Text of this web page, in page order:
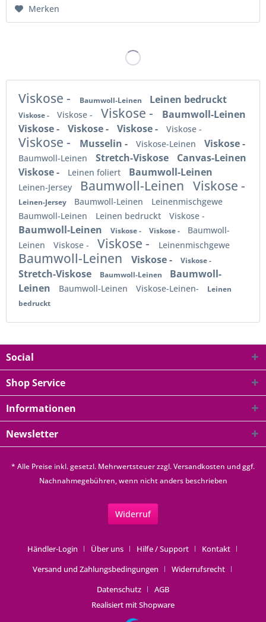
Merken
Viskose - Baumwoll-Leinen Leinen bedruckt
Viskose - Viskose - Viskose -
Baumwoll-Leinen
Viskose -
Viskose - Viskose - Viskose -
Viskose - Musselin - Viskose-Leinen Viskose -
Baumwoll-Leinen Stretch-Viskose
Canvas-Leinen
Viskose -
Leinen foliert Baumwoll-Leinen
Leinen-Jersey Baumwoll-Leinen Viskose -
Leinen-Jersey Baumwoll-Leinen
Leinenmischgewe
Baumwoll-Leinen
Leinen bedruckt Viskose -
Baumwoll-Leinen Viskose - Viskose -
Baumwoll-
Leinen
Viskose - Viskose - Leinenmischgewe
Baumwoll-Leinen Viskose - Viskose -
Stretch-Viskose Baumwoll-Leinen
Baumwoll-
Leinen
Baumwoll-Leinen Viskose-Leinen-
Leinen
bedruckt
Social
Shop Service
Informationen
Newsletter
* Alle Preise inkl. gesetzl. Mehrwertsteuer zzgl.Versandkosten und ggf.
Nachnahmegebühren, wenn nicht anders beschrieben
Widerruf
Händler-Login Über uns Hilfe / Support
Kontakt
Versand und Zahlungsbedingungen
Widerrufsrecht
Datenschutz
AGB
Realisiert mit Shopware